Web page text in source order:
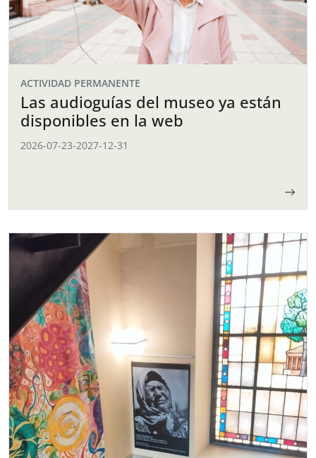
ACTIVIDAD PERMANENTE
Las audioguías del museo ya están
disponibles en la web
2026-07-23-2027-12-31